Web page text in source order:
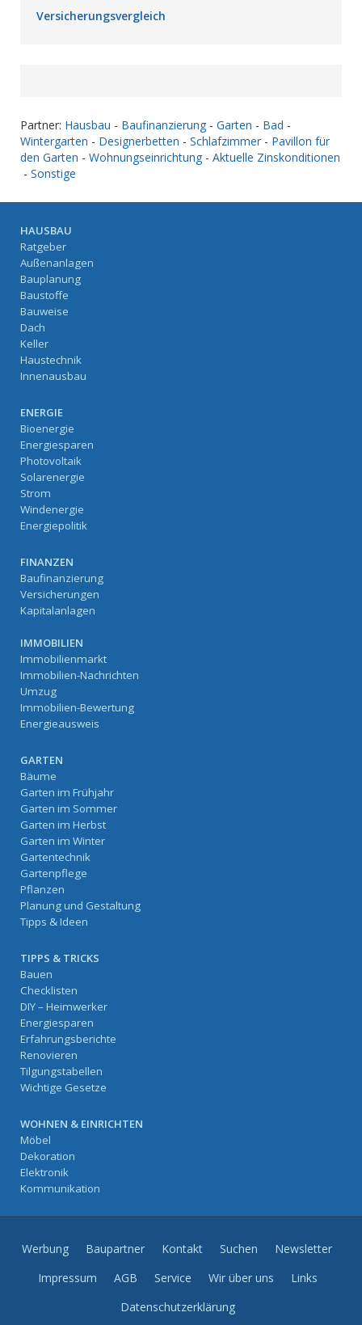
Versicherungsvergleich
Partner: Hausbau - Baufinanzierung - Garten - Bad -
Wintergarten - Designerbetten - Schlafzimmer - Pavillon für
den Garten - Wohnungseinrichtung - Aktuelle Zinskonditionen
- Sonstige
HAUSBAU
Ratgeber
Außenanlagen
Bauplanung
Baustoffe
Bauweise
Dach
Keller
Haustechnik
Innenausbau
ENERGIE
Bioenergie
Energiesparen
Photovoltaik
Solarenergie
Strom
Windenergie
Energiepolitik
FINANZEN
Baufinanzierung
Versicherungen
Kapitalanlagen
IMMOBILIEN
Immobilienmarkt
Immobilien-Nachrichten
Umzug
Immobilien-Bewertung
Energieausweis
GARTEN
Bäume
Garten im Frühjahr
Garten im Sommer
Garten im Herbst
Garten im Winter
Gartentechnik
Gartenpflege
Pflanzen
Planung und Gestaltung
Tipps & Ideen
TIPPS & TRICKS
Bauen
Checklisten
DIY – Heimwerker
Energiesparen
Erfahrungsberichte
Renovieren
Tilgungstabellen
Wichtige Gesetze
WOHNEN & EINRICHTEN
Möbel
Dekoration
Elektronik
Kommunikation
Werbung Baupartner Kontakt Suchen
Newsletter
Impressum
AGB Service Wir über uns
Links
Datenschutzerklärung